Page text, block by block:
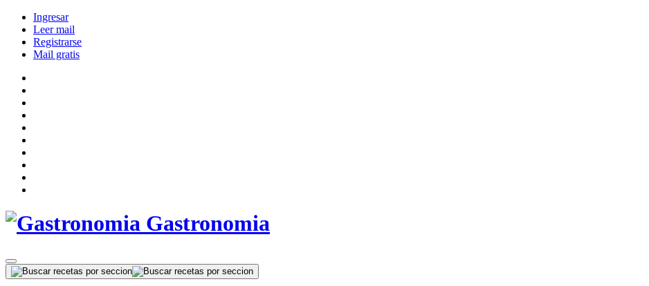
Ingresar
Leer mail
Registrarse
Mail gratis
Gastronomia